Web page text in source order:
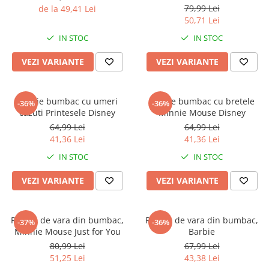
Star Wars
R-Walker
Pokemon
Baby Shark
Testoasele Ninja
Fireman Sam
Disney
Frozen Disney
Printesele Disney
Disney
Mickey Mouse Disney
Baby Shark
Pokemon
Pink Panther
Bing
Marie Cat
Skateboard
Manusi sport
Vehicule
Casute si Locuri de joaca
Sporturi de interior
de la 49,41 Lei
IN STOC
VEZI VARIANTE
79,99 Lei
50,71 Lei
IN STOC
VEZI VARIANTE
-36%
Rochie bumbac cu umeri
cazuti Printesele Disney
64,99 Lei
41,36 Lei
IN STOC
VEZI VARIANTE
-36%
Rochie bumbac cu bretele
Minnie Mouse Disney
64,99 Lei
41,36 Lei
IN STOC
VEZI VARIANTE
-37%
Rochie de vara din bumbac,
Minnie Mouse Just for You
80,99 Lei
51,25 Lei
-36%
Rochie de vara din bumbac,
Barbie
67,99 Lei
43,38 Lei